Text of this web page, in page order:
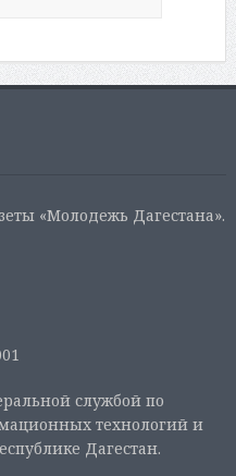
«Молодежь Дагестана».
службой по
технологий и
Дагестан.